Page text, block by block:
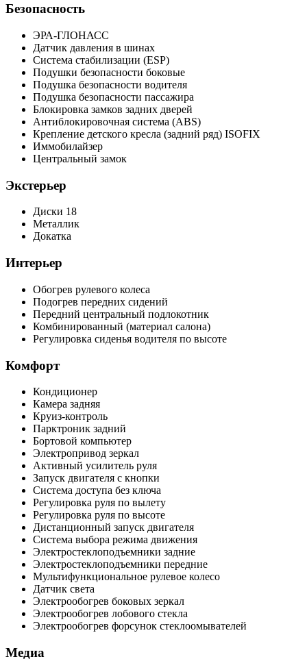
Безопасность
ЭРА-ГЛОНАСС
Датчик давления в шинах
Система стабилизации (ESP)
Подушки безопасности боковые
Подушка безопасности водителя
Подушка безопасности пассажира
Блокировка замков задних дверей
Антиблокировочная система (ABS)
Крепление детского кресла (задний ряд) ISOFIX
Иммобилайзер
Центральный замок
Экстерьер
Диски 18
Металлик
Докатка
Интерьер
Обогрев рулевого колеса
Подогрев передних сидений
Передний центральный подлокотник
Комбинированный (материал салона)
Регулировка сиденья водителя по высоте
Комфорт
Кондиционер
Камера задняя
Круиз-контроль
Парктроник задний
Бортовой компьютер
Электропривод зеркал
Активный усилитель руля
Запуск двигателя с кнопки
Система доступа без ключа
Регулировка руля по вылету
Регулировка руля по высоте
Дистанционный запуск двигателя
Система выбора режима движения
Электростеклоподъемники задние
Электростеклоподъемники передние
Мультифункциональное рулевое колесо
Датчик света
Электрообогрев боковых зеркал
Электрообогрев лобового стекла
Электрообогрев форсунок стеклоомывателей
Медиа